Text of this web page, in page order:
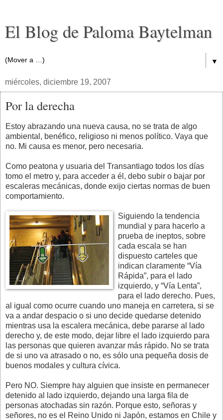
El Blog de Paloma Baytelman
▼
miércoles, diciembre 19, 2007
Por la derecha
Estoy abrazando una nueva causa, no se trata de algo
ambiental, benéfico, religioso ni menos político. Vaya que
no. Mi causa es menor, pero necesaria.
Como peatona y usuaria del Transantiago todos los días
tomo el metro y, para acceder a él, debo subir o bajar por
escaleras mecánicas, donde exijo ciertas normas de buen
comportamiento.
Siguiendo la tendencia
mundial y para hacerlo a
prueba de ineptos, sobre
cada escala se han
dispuesto carteles que
indican claramente “Vía
Rápida”, para el lado
izquierdo, y “Vía Lenta”,
para el lado derecho. Pues,
al igual como ocurre cuando uno maneja en carretera, si se
va a andar despacio o si uno decide quedarse detenido
mientras usa la escalera mecánica, debe pararse al lado
derecho y, de este modo, dejar libre el lado izquierdo para
las personas que quieren avanzar más rápido. No se trata
de si uno va atrasado o no, es sólo una pequeña dosis de
buenos modales y cultura cívica.
Pero NO. Siempre hay alguien que insiste en permanecer
detenido al lado izquierdo, dejando una larga fila de
personas atochadas sin razón. Porque esto, señoras y
señores, no es el Reino Unido ni Japón, estamos en Chile y